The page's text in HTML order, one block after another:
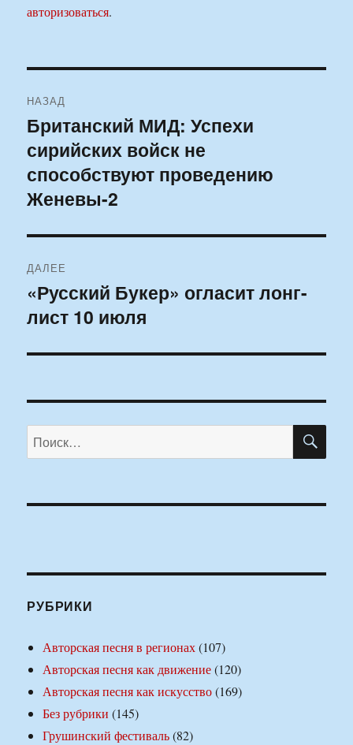
авторизоваться.
по
записям
НАЗАД
Предыдущая
запись:
Британский МИД: Успехи
сирийских войск не
способствуют проведению
Женевы-2
ДАЛЕЕ
Следующая
запись:
«Русский Букер» огласит лонг-
лист 10 июля
Искать:
РУБРИКИ
Авторская песня в регионах(107)
Авторская песня как движение(120)
Авторская песня как искусство(169)
Без рубрики (145)
Грушинский фестиваль(82)